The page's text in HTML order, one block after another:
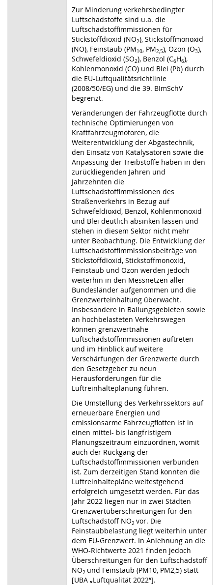
Zur Minderung verkehrsbedingter
Luftschadstoffe sind u.a. die
Luftschadstoffimmissionen für
Stickstoffdioxid (NO2), Stickstoffmonoxid
(NO), Feinstaub (PM10, PM2,5), Ozon (O3),
Schwefeldioxid (SO2), Benzol (C6H6),
Kohlenmonoxid (CO) und Blei (Pb) durch
die EU-Luftqualitätsrichtlinie
(2008/50/EG) und die 39. BImSchV
begrenzt.
Veränderungen der Fahrzeugflotte durch
technische Optimierungen von
Kraftfahrzeugmotoren, die
Weiterentwicklung der Abgastechnik,
den Einsatz von Katalysatoren sowie die
Anpassung der Treibstoffe haben in den
zurückliegenden Jahren und
Jahrzehnten die
Luftschadstoffimmissionen des
Straßenverkehrs in Bezug auf
Schwefeldioxid, Benzol, Kohlenmonoxid
und Blei deutlich absinken lassen und
stehen in diesem Sektor nicht mehr
unter Beobachtung. Die Entwicklung der
Luftschadstoffimmissionsbeiträge von
Stickstoffdioxid, Stickstoffmonoxid,
Feinstaub und Ozon werden jedoch
weiterhin in den Messnetzen aller
Bundesländer aufgenommen und die
Grenzwerteinhaltung überwacht.
Insbesondere in Ballungsgebieten sowie
an hochbelasteten Verkehrswegen
können grenzwertnahe
Luftschadstoffimmissionen auftreten
und im Hinblick auf weitere
Verschärfungen der Grenzwerte durch
den Gesetzgeber zu neun
Herausforderungen für die
Luftreinhalteplanung führen.
Die Umstellung des Verkehrssektors auf
erneuerbare Energien und
emissionsarme Fahrzeugflotten ist in
einen mittel- bis langfristigem
Planungszeitraum einzuordnen, womit
auch der Rückgang der
Luftschadstoffimmissionen verbunden
ist. Zum derzeitigen Stand konnten die
Luftreinhaltepläne weitestgehend
erfolgreich umgesetzt werden. Für das
Jahr 2022 liegen nur in zwei Städten
Grenzwertüberschreitungen für den
Luftschadstoff NO2 vor. Die
Feinstaubbelastung liegt weiterhin unter
dem EU-Grenzwert. In Anlehnung an die
WHO-Richtwerte 2021 finden jedoch
Überschreitungen für den Luftschadstoff
NO2 und Feinstaub (PM10, PM2,5) statt
[UBA „Luftqualität 2022“].